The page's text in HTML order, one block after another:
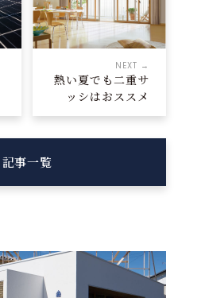
NEXT →
熱い夏でも二重サ
ッシはおススメ
記事一覧